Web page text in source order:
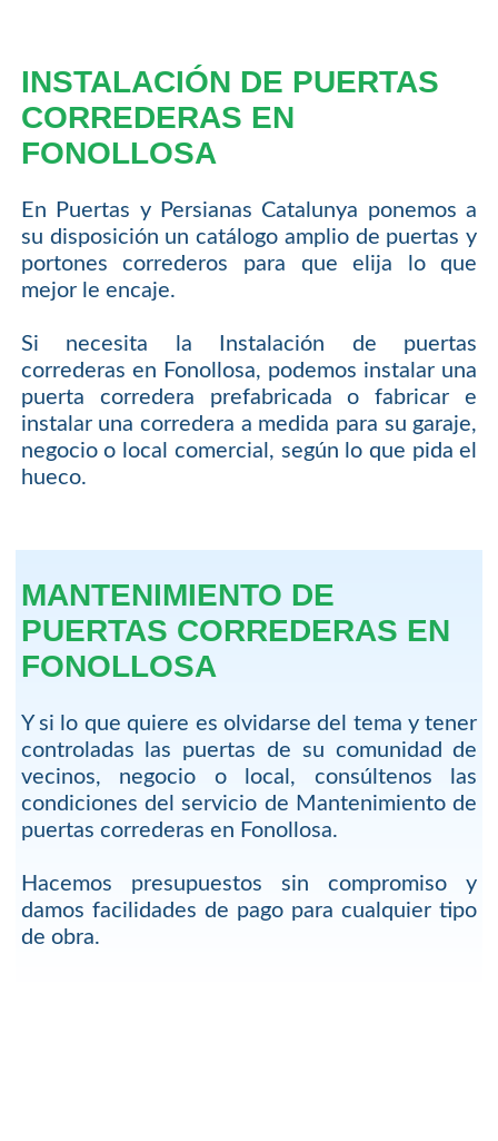
INSTALACIÓN DE PUERTAS
CORREDERAS EN
FONOLLOSA
En Puertas y Persianas Catalunya ponemos a
su disposición un catálogo amplio de puertas y
portones correderos para que elija lo que
mejor le encaje.
Si necesita la Instalación de puertas
correderas en Fonollosa, podemos instalar una
puerta corredera prefabricada o fabricar e
instalar una corredera a medida para su garaje,
negocio o local comercial, según lo que pida el
hueco.
MANTENIMIENTO DE
PUERTAS CORREDERAS EN
FONOLLOSA
Y si lo que quiere es olvidarse del tema y tener
controladas las puertas de su comunidad de
vecinos, negocio o local, consúltenos las
condiciones del servicio de Mantenimiento de
puertas correderas en Fonollosa.
Hacemos presupuestos sin compromiso y
damos facilidades de pago para cualquier tipo
de obra.